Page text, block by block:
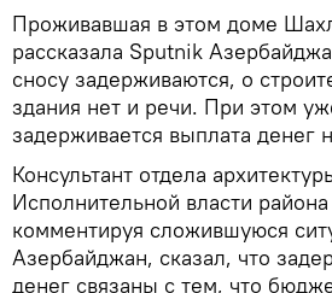
Проживавшая в этом доме
рассказала Sputnik
сносу задерживаются, о
здания нет и речи. При этом
задерживается выплата денег
Консультант отдела
Исполнительной власти
комментируя сложившуюся
Азербайджан, сказал, что
денег связаны с тем, что